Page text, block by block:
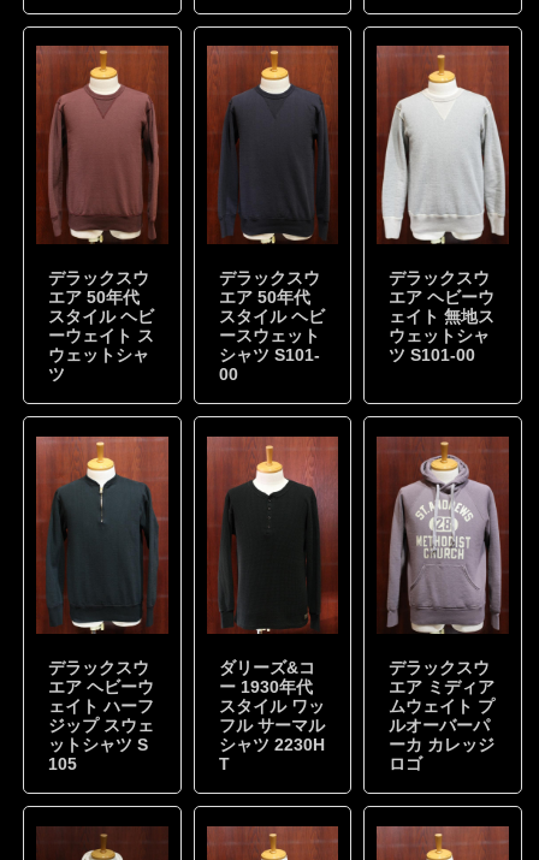
デラックスウ
エア 50年代
スタイル ヘビ
ーウェイト ス
ウェットシャ
ツ
デラックスウ
エア 50年代
スタイル ヘビ
ースウェット
シャツ S101-
00
デラックスウ
エア ヘビーウ
ェイト 無地ス
ウェットシャ
ツ S101-00
デラックスウ
エア ヘビーウ
ェイト ハーフ
ジップ スウェ
ットシャツ S
105
ダリーズ&コ
ー 1930年代
スタイル ワッ
フル サーマル
シャツ 2230H
T
デラックスウ
エア ミディア
ムウェイト プ
ルオーバーパ
ーカ カレッジ
ロゴ